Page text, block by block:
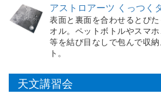
アストロアーツ くっつく
表面と裏面を合わせるとぴ
オル。ペットボトルやスマ
等を結び目なしで包んで収
ト。
天文講習会